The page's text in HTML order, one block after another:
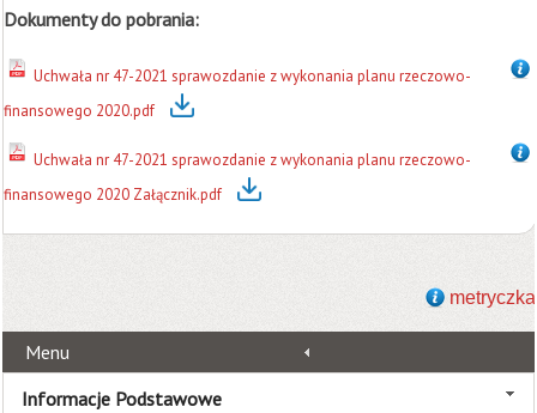
Dokumenty do pobrania:
Uchwała nr 47-2021 sprawozdanie z wykonania planu rzeczowo-
finansowego 2020.pdf
Uchwała nr 47-2021 sprawozdanie z wykonania planu rzeczowo-
finansowego 2020 Załącznik.pdf
metryczka
Menu
Informacje Podstawowe